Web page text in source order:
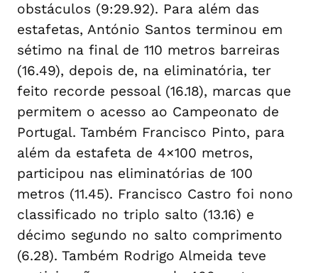
obstáculos (9:29.92). Para além das
estafetas, António Santos terminou em
sétimo na final de 110 metros barreiras
(16.49), depois de, na eliminatória, ter
feito recorde pessoal (16.18), marcas que
permitem o acesso ao Campeonato de
Portugal. Também Francisco Pinto, para
além da estafeta de 4×100 metros,
participou nas eliminatórias de 100
metros (11.45). Francisco Castro foi nono
classificado no triplo salto (13.16) e
décimo segundo no salto comprimento
(6.28). Também Rodrigo Almeida teve